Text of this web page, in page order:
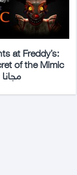
at Freddy’s:
مجانا